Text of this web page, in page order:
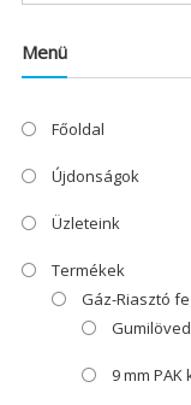
Menü
Főoldal
Újdonságok
Üzleteink
Termékek
Gáz-Riasztó
9 mm